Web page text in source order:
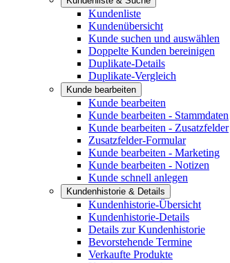
Kundenliste
Kundenübersicht
Kunde suchen und auswählen
Doppelte Kunden bereinigen
Duplikate-Details
Duplikate-Vergleich
Kunde bearbeiten
Kunde bearbeiten
Kunde bearbeiten - Stammdaten
Kunde bearbeiten - Zusatzfelder
Zusatzfelder-Formular
Kunde bearbeiten - Marketing
Kunde bearbeiten - Notizen
Kunde schnell anlegen
Kundenhistorie & Details
Kundenhistorie-Übersicht
Kundenhistorie-Details
Details zur Kundenhistorie
Bevorstehende Termine
Verkaufte Produkte